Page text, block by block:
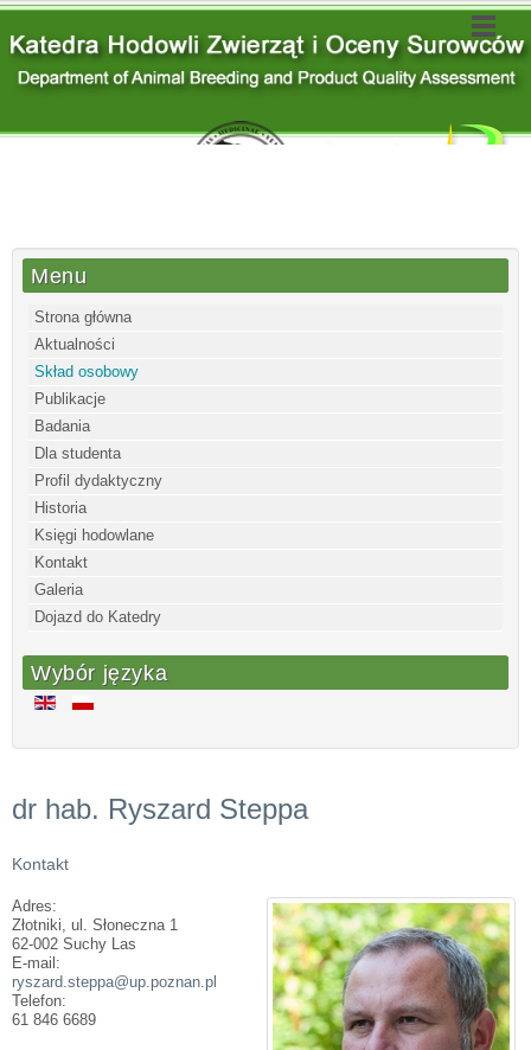
Menu
Strona główna
Aktualności
Skład osobowy
Publikacje
Badania
Dla studenta
Profil dydaktyczny
Historia
Księgi hodowlane
Kontakt
Galeria
Dojazd do Katedry
Wybór języka
dr hab. Ryszard Steppa
Kontakt
Adres:
Złotniki, ul. Słoneczna 1
62-002 Suchy Las
E-mail:
ryszard.steppa@up.poznan.pl
Telefon:
61 846 6689